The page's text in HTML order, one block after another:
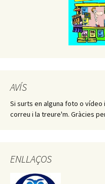
AVÍS
Si surts en alguna foto o
correu i la treure'm. Gràcies
ENLLAÇOS